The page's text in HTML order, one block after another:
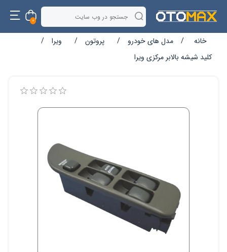
0
خانه / مدل های خودرو / پروتون / ویرا
/
کلید شیشه بالابر مرکزی ویرا